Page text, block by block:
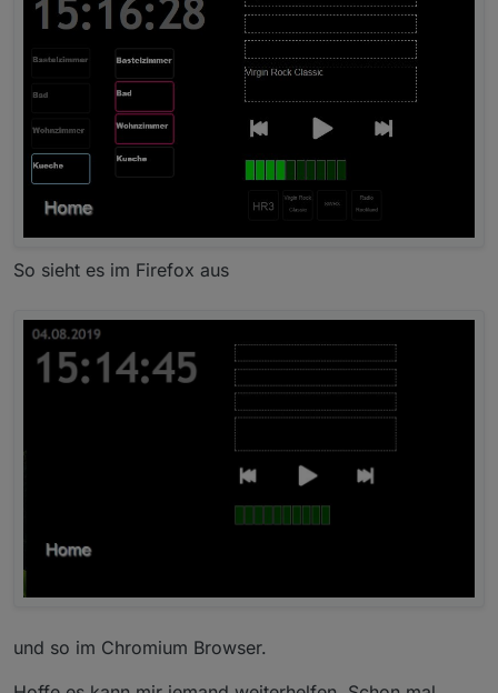
So sieht es im Firefox aus
und so im Chromium Browser.